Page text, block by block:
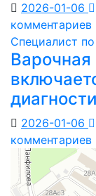
2026-01-06
комментариев
Специалист
Варочная
2026-01-06
комментариев